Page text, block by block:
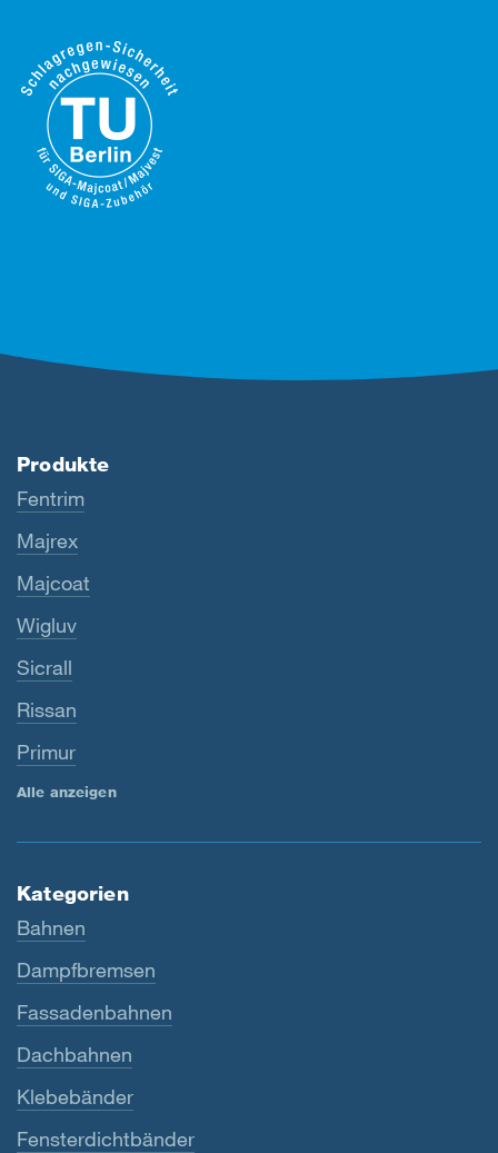
Produkte
Fentrim
Majrex
Majcoat
Wigluv
Sicrall
Rissan
Primur
Alle anzeigen
Kategorien
Bahnen
Dampfbremsen
Fassadenbahnen
Dachbahnen
Klebebänder
Fensterdichtbänder